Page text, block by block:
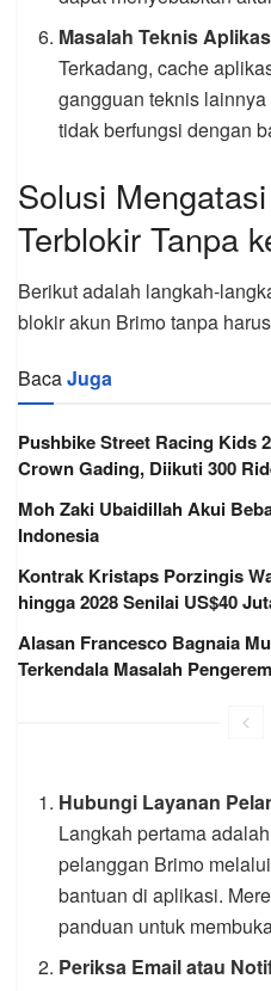
Masalah Teknis
Terkadang, cache
gangguan teknis
tidak berfungsi dengan
Solusi
Terblokir Tanpa
Berikut adalah langkah-
blokir akun Brimo tanpa
BacaJuga
Pushbike Street Racing Kids
Crown Gading, Diikuti 300
Moh Zaki Ubaidillah Akui
Indonesia
Kontrak Kristaps Porzingis
hingga 2028 Senilai US$40
Alasan Francesco Bagnaia
Terkendala Masalah
Hubungi Layanan
Langkah pertama
pelanggan Brimo
bantuan di aplikasi.
panduan untuk
Periksa Email atau